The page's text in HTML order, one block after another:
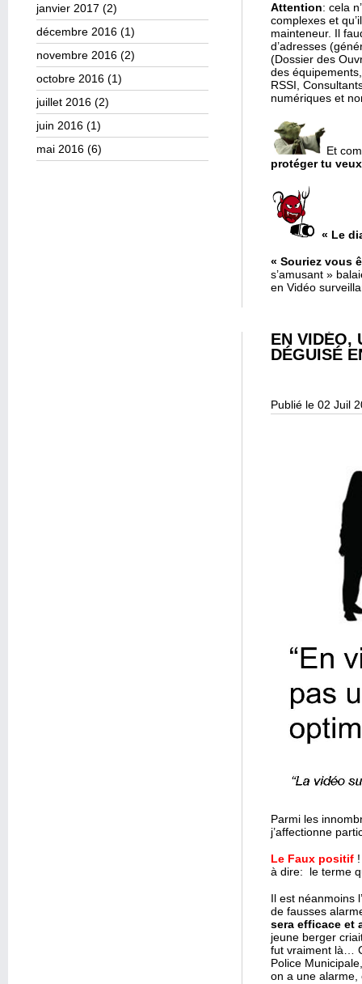
janvier 2017 (2)
décembre 2016 (1)
novembre 2016 (2)
octobre 2016 (1)
juillet 2016 (2)
juin 2016 (1)
mai 2016 (6)
Attention: cela
complexes et
mainteneur. Il
d’adresses
(Dossier des
des
RSSI,
numériques et
Et
protéger tu
« Le
« Souriez vous
s’amusant »
en Vidéo
EN VIDÉO,
DÉGUISÉ
Publié le 02 Juil
Parmi les
j’affectionne
Le Faux positif
à dire: le terme
Il est néanmoins
de fausses
sera efficace et
jeune berger
fut vraiment là…
Police
on a une alarme,